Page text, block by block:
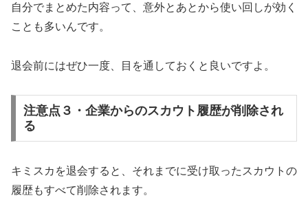
自分でまとめた内容って、意外とあとから使い回しが効く
ことも多いんです。
退会前にはぜひ一度、目を通しておくと良いですよ。
注意点３・企業からのスカウト履歴が削除され
る
キミスカを退会すると、それまでに受け取ったスカウトの
履歴もすべて削除されます。